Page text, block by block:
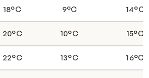
18°C 9°C 14°C
20°C 10°C 15°C
22°C 13°C 16°C